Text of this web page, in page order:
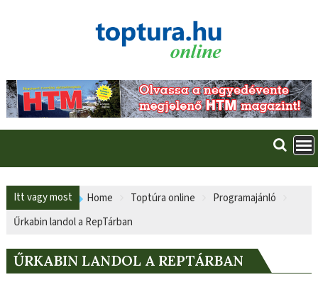
Itt vagy most Home Toptúra online
Programajánló
Űrkabin landol a RepTárban
ŰRKABIN LANDOL A REPTÁRBAN